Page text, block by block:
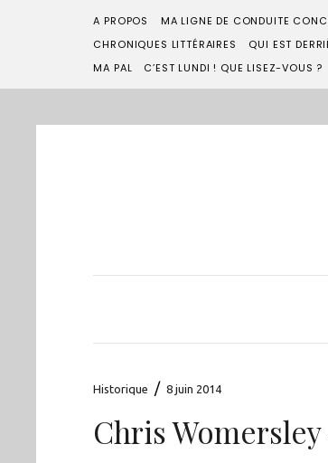
A PROPOS
MA LIGNE DE CONDUITE
CHRONIQUES LITTÉRAIRES
QUI EST
MA PAL
C’EST LUNDI ! QUE LISEZ-VOUS ?
Historique / 8 juin 2014
Chris